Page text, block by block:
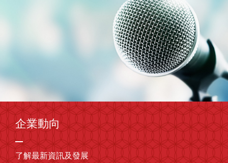
企業動向
了解最新資訊及發展